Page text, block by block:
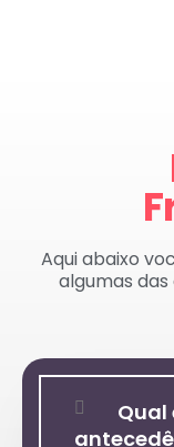
Aqui abaixo
algumas
Qual